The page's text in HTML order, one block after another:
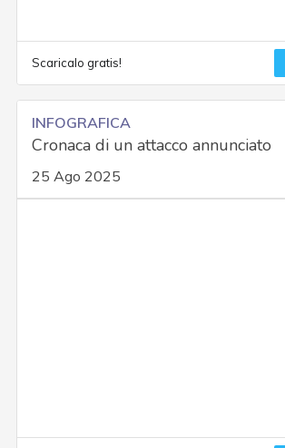
Scaricalo gratis!
INFOGRAFICA
Cronaca di un attacco annunciato
25 Ago 2025